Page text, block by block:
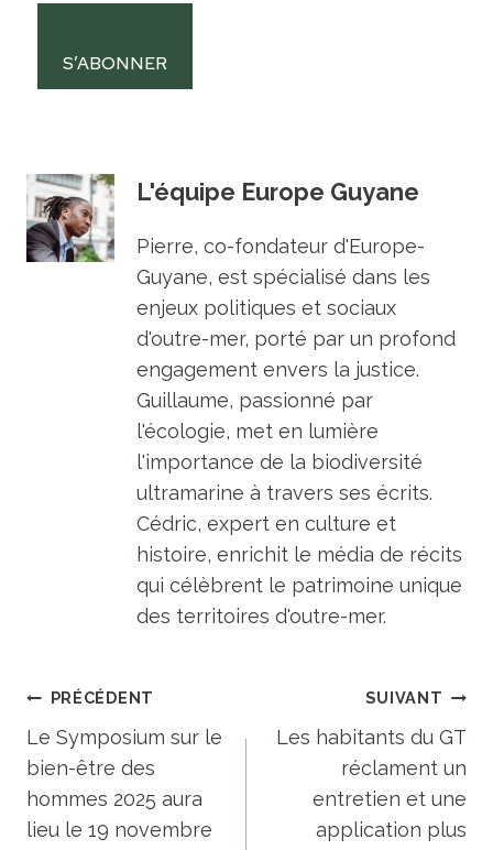
S’ABONNER
L'équipe Europe Guyane
Pierre, co-fondateur d'Europe-
Guyane, est spécialisé dans les
enjeux politiques et sociaux
d'outre-mer, porté par un profond
engagement envers la justice.
Guillaume, passionné par
l'écologie, met en lumière
l'importance de la biodiversité
ultramarine à travers ses écrits.
Cédric, expert en culture et
histoire, enrichit le média de récits
qui célèbrent le patrimoine unique
des territoires d'outre-mer.
Navigation
de
l’article
PRÉCÉDENT
Le Symposium sur le
bien-être des
hommes 2025 aura
lieu le 19 novembre
SUIVANT
Les habitants du GT
réclament un
entretien et une
application plus